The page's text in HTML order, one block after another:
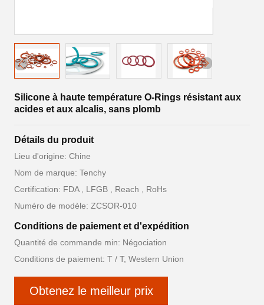
Silicone à haute température O-Rings résistant aux
acides et aux alcalis, sans plomb
Détails du produit
Lieu d'origine: Chine
Nom de marque: Tenchy
Certification: FDA , LFGB , Reach , RoHs
Numéro de modèle: ZCSOR-010
Conditions de paiement et d'expédition
Quantité de commande min: Négociation
Conditions de paiement: T / T, Western Union
Obtenez le meilleur prix